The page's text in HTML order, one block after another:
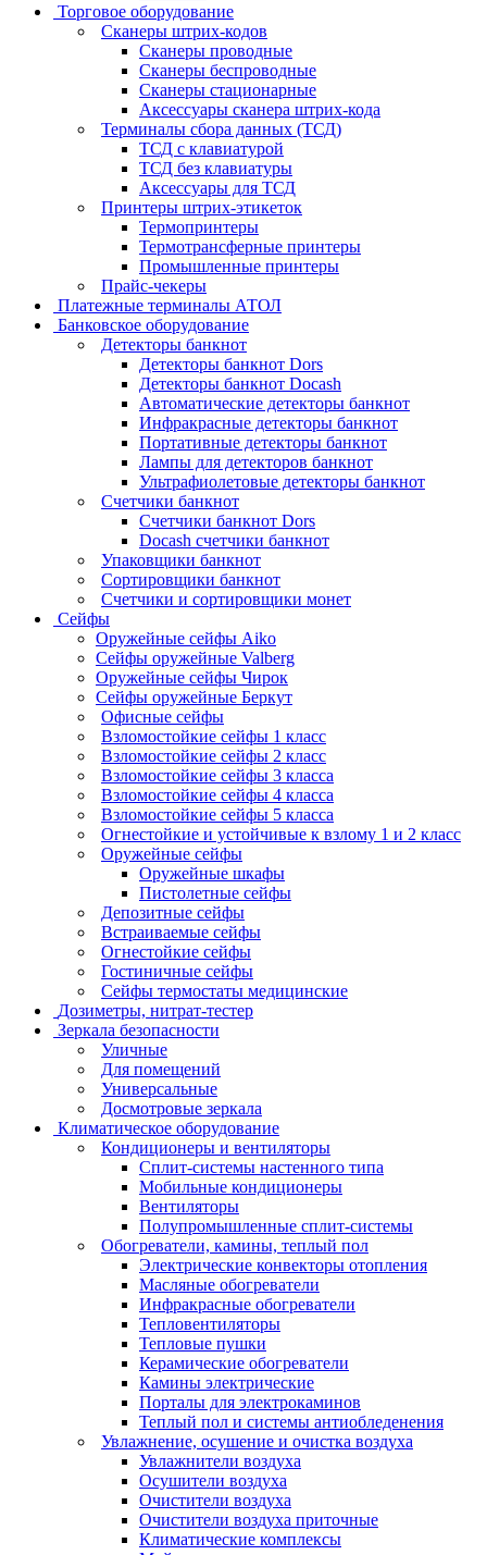
Торговое оборудование
Сканеры штрих-кодов
Сканеры проводные
Сканеры беспроводные
Сканеры стационарные
Аксессуары сканера штрих-кода
Терминалы сбора данных (ТСД)
ТСД с клавиатурой
ТСД без клавиатуры
Аксессуары для ТСД
Принтеры штрих-этикеток
Термопринтеры
Термотрансферные принтеры
Промышленные принтеры
Прайс-чекеры
Платежные терминалы АТОЛ
Банковское оборудование
Детекторы банкнот
Детекторы банкнот Dors
Детекторы банкнот Docash
Автоматические детекторы банкнот
Инфракрасные детекторы банкнот
Портативные детекторы банкнот
Лампы для детекторов банкнот
Ультрафиолетовые детекторы банкнот
Счетчики банкнот
Счетчики банкнот Dors
Docash счетчики банкнот
Упаковщики банкнот
Сортировщики банкнот
Счетчики и сортировщики монет
Сейфы
Оружейные сейфы Aiko
Сейфы оружейные Valberg
Оружейные сейфы Чирок
Сейфы оружейные Беркут
Офисные сейфы
Взломостойкие сейфы 1 класс
Взломостойкие сейфы 2 класс
Взломостойкие сейфы 3 класса
Взломостойкие сейфы 4 класса
Взломостойкие сейфы 5 класса
Огнестойкие и устойчивые к взлому 1 и 2 класс
Оружейные сейфы
Оружейные шкафы
Пистолетные сейфы
Депозитные сейфы
Встраиваемые сейфы
Огнестойкие сейфы
Гостиничные сейфы
Сейфы термостаты медицинские
Дозиметры, нитрат-тестер
Зеркала безопасности
Уличные
Для помещений
Универсальные
Досмотровые зеркала
Климатическое оборудование
Кондиционеры и вентиляторы
Сплит-системы настенного типа
Мобильные кондиционеры
Вентиляторы
Полупромышленные сплит-системы
Обогреватели, камины, теплый пол
Электрические конвекторы отопления
Масляные обогреватели
Инфракрасные обогреватели
Тепловентиляторы
Тепловые пушки
Керамические обогреватели
Камины электрические
Порталы для электрокаминов
Теплый пол и системы антиобледенения
Увлажнение, осушение и очистка воздуха
Увлажнители воздуха
Осушители воздуха
Очистители воздуха
Очистители воздуха приточные
Климатические комплексы